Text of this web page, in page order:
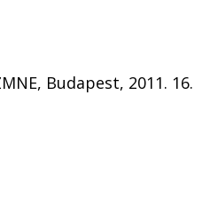
Budapest, 2011. 16.